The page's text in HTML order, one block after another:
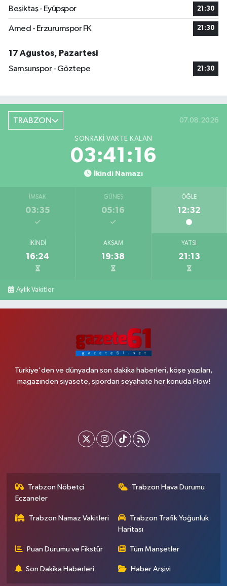
Beşiktaş - Eyüpspor 21:30
Amed - Erzurumspor FK 21:30
17 Ağustos, Pazartesi
Samsunspor - Göztepe
21:30
TRABZON 07.08.2026
SONRAKI VAKTE KALAN
03:41:15
İkindi Namazı
İMSAK
03:35
GÜNEŞ
05:16
ÖĞLE
12:32
İKINDI
16:24
AKŞAM
19:38
YATSI
21:13
Aylık Vakitler
Türkiye'den ve dünyadan son dakika haberleri, köşe yazıları,
magazinden siyasete, spordan seyahate her konuda Flow!
Trabzon Nöbetçi
Eczaneler
Trabzon Hava Durumu
Trabzon Namaz Vakitleri
Trabzon Trafik Yoğunluk
Haritası
Puan Durumu ve Fikstür Tüm Manşetler
Son Dakika Haberleri Haber Arşivi